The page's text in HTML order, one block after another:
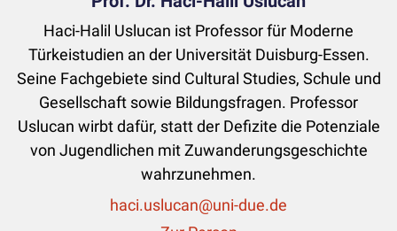
Haci-Halil Uslucan ist Professor für Moderne
Türkeistudien an der Universität Duisburg-Essen.
Seine Fachgebiete sind Cultural Studies, Schule und
Gesellschaft sowie Bildungsfragen. Professor
Uslucan wirbt dafür, statt der Defizite die Potenziale
von Jugendlichen mit Zuwanderungsgeschichte
wahrzunehmen.
haci.uslucan@uni-due.de